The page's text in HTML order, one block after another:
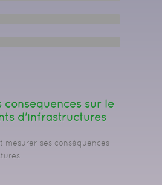
sur le
d'infrastructures
ses conséquences